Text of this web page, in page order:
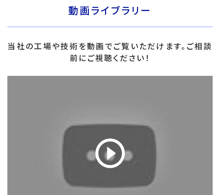
動画ライブラリー
当社の工場や技術を動画でご覧いただけます。ご相談
前にご視聴ください！